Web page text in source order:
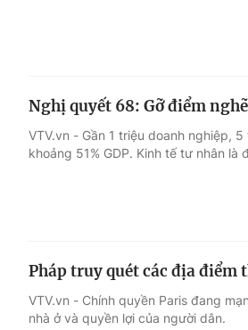
Nghị quyết 68: Gỡ điểm
VTV.vn - Gần 1 triệu doanh nghiệp,
khoảng 51% GDP. Kinh tế tư nhân
Pháp truy quét các địa điểm
VTV.vn - Chính quyền Paris đang
nhà ở và quyền lợi của người dân.